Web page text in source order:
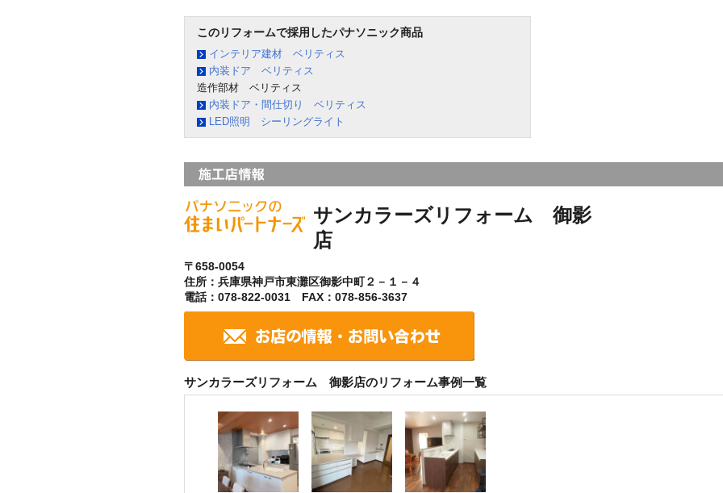
このリフォームで採用したパナソニック商品
インテリア建材 ベリティス
内装ドア ベリティス
造作部材 ベリティス
内装ドア・間仕切り ベリティス
LED照明 シーリングライト
サンカラーズリフォーム 御影
店
〒658-0054
住所：兵庫県神戸市東灘区御影中町２－１－４
電話：078-822-0031 FAX：078-856-3637
サンカラーズリフォーム 御影店のリフォーム事例一覧